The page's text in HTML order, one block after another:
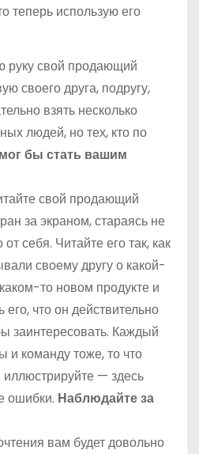
теперь использую его
руку свой продающий
своего друга, подругу,
взять несколько
людей, но тех, кто по
мог бы стать вашим
свой продающий
за экраном, стараясь не
себя. Читайте его так, как
своему другу о какой-
то новом продукте и
его, что он действительно
заинтересовать. Каждый
и команду тоже, то что
— здесь
ошибки. Наблюдайте за
вам будет довольно